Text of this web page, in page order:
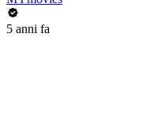
5 anni fa